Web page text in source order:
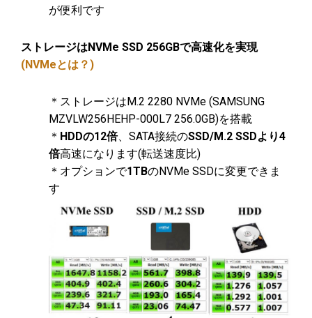
が便利です
ストレージはNVMe SSD 256GBで高速化を実現
(NVMeとは？)
＊ストレージはM.2 2280 NVMe (SAMSUNG
MZVLW256HEHP-000L7 256.0GB)を搭載
＊ HDDの12倍、SATA接続のSSD/M.2 SSDより4
倍高速になります(転送速度比)
＊オプションで1TBのNVMe SSDに変更できま
す